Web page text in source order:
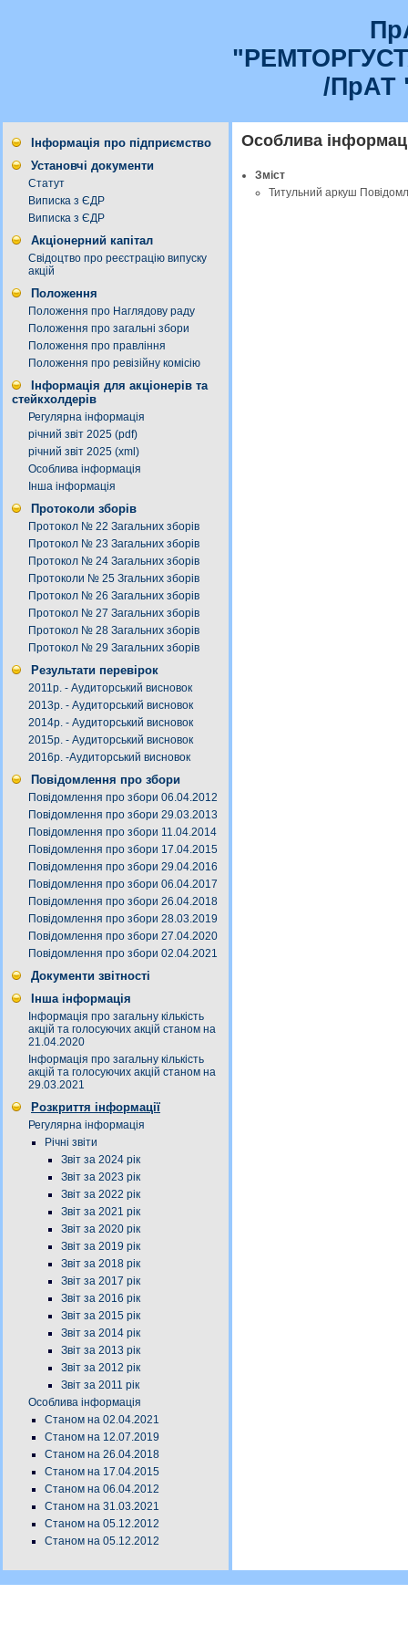
/ПрАТ
Інформація про підприємство
Установчі документи
Статут
Виписка з ЄДР
Виписка з ЄДР
Акціонерний капітал
Свідоцтво про реєстрацію випуску
акцій
Положення
Положення про Наглядову раду
Положення про загальні збори
Положення про правління
Положення про ревізійну комісію
Інформація для акціонерів та
стейкхолдерів
Регулярна інформація
річний звіт 2025 (pdf)
річний звіт 2025 (xml)
Особлива інформація
Інша інформація
Протоколи зборів
Протокол № 22 Загальних зборів
Протокол № 23 Загальних зборів
Протокол № 24 Загальних зборів
Протоколи № 25 Згальних зборів
Протокол № 26 Загальних зборів
Протокол № 27 Загальних зборів
Протокол № 28 Загальних зборів
Протокол № 29 Загальних зборів
Результати перевірок
2011р. - Аудиторський висновок
2013р. - Аудиторський висновок
2014р. - Аудиторський висновок
2015р. - Аудиторський висновок
2016р. -Аудиторський висновок
Повідомлення про збори
Повідомлення про збори 06.04.2012
Повідомлення про збори 29.03.2013
Повідомлення про збори 11.04.2014
Повідомлення про збори 17.04.2015
Повідомлення про збори 29.04.2016
Повідомлення про збори 06.04.2017
Повідомлення про збори 26.04.2018
Повідомлення про збори 28.03.2019
Повідомлення про збори 27.04.2020
Повідомлення про збори 02.04.2021
Документи звітності
Інша інформація
Інформація про загальну кількість
акцій та голосуючих акцій станом на
21.04.2020
Інформація про загальну кількість
акцій та голосуючих акцій станом на
29.03.2021
Розкриття інформації
Регулярна інформація
Річні звіти
Звіт за 2024 рік
Звіт за 2023 рік
Звіт за 2022 рік
Звіт за 2021 рік
Звіт за 2020 рік
Звіт за 2019 рік
Звіт за 2018 рік
Звіт за 2017 рік
Звіт за 2016 рік
Звіт за 2015 рік
Звіт за 2014 рік
Звіт за 2013 рік
Звіт за 2012 рік
Звіт за 2011 рік
Особлива інформація
Станом на 02.04.2021
Станом на 12.07.2019
Станом на 26.04.2018
Станом на 17.04.2015
Станом на 06.04.2012
Станом на 31.03.2021
Станом на 05.12.2012
Станом на 05.12.2012
Особлива
Зміст
Титульний аркуш